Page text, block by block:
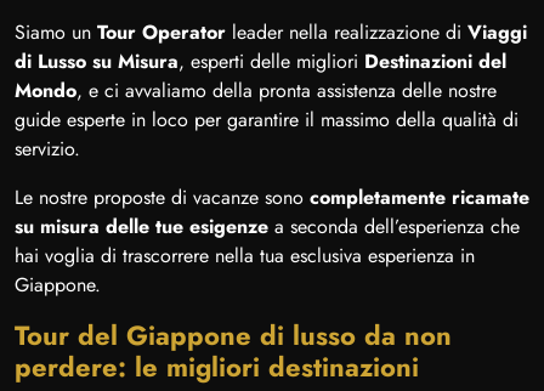
Siamo un Tour Operator leader nella realizzazione di Viaggi
di Lusso su Misura, esperti delle migliori Destinazioni del
Mondo, e ci avvaliamo della pronta assistenza delle nostre
guide esperte in loco per garantire il massimo della qualità di
servizio.
Le nostre proposte di vacanze sono completamente ricamate
su misura delle tue esigenze a seconda dell’esperienza che
hai voglia di trascorrere nella tua esclusiva esperienza in
Giappone.
Tour del Giappone di lusso da non
perdere: le migliori destinazioni